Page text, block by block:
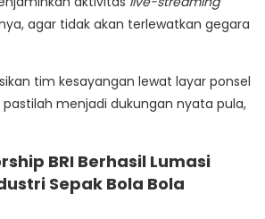
agar tidak akan terlewatkan gegara
tim kesayangan lewat layar ponsel
pastilah menjadi dukungan nyata pula,
BRI Berhasil Lumasi
Sepak Bola Bola